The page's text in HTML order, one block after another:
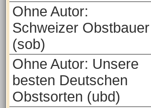
Ohne Autor:
Schweizer Obstbauer
(sob)
Ohne Autor: Unsere
besten Deutschen
Obstsorten (ubd)